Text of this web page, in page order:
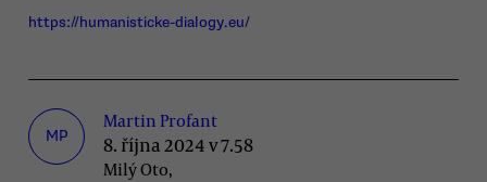
https://humanisticke-dialogy.eu/
MP
Martin Profant
8. října 2024 v 7.58
Milý Oto,